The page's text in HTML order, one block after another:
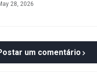
28, 2026
um comentário